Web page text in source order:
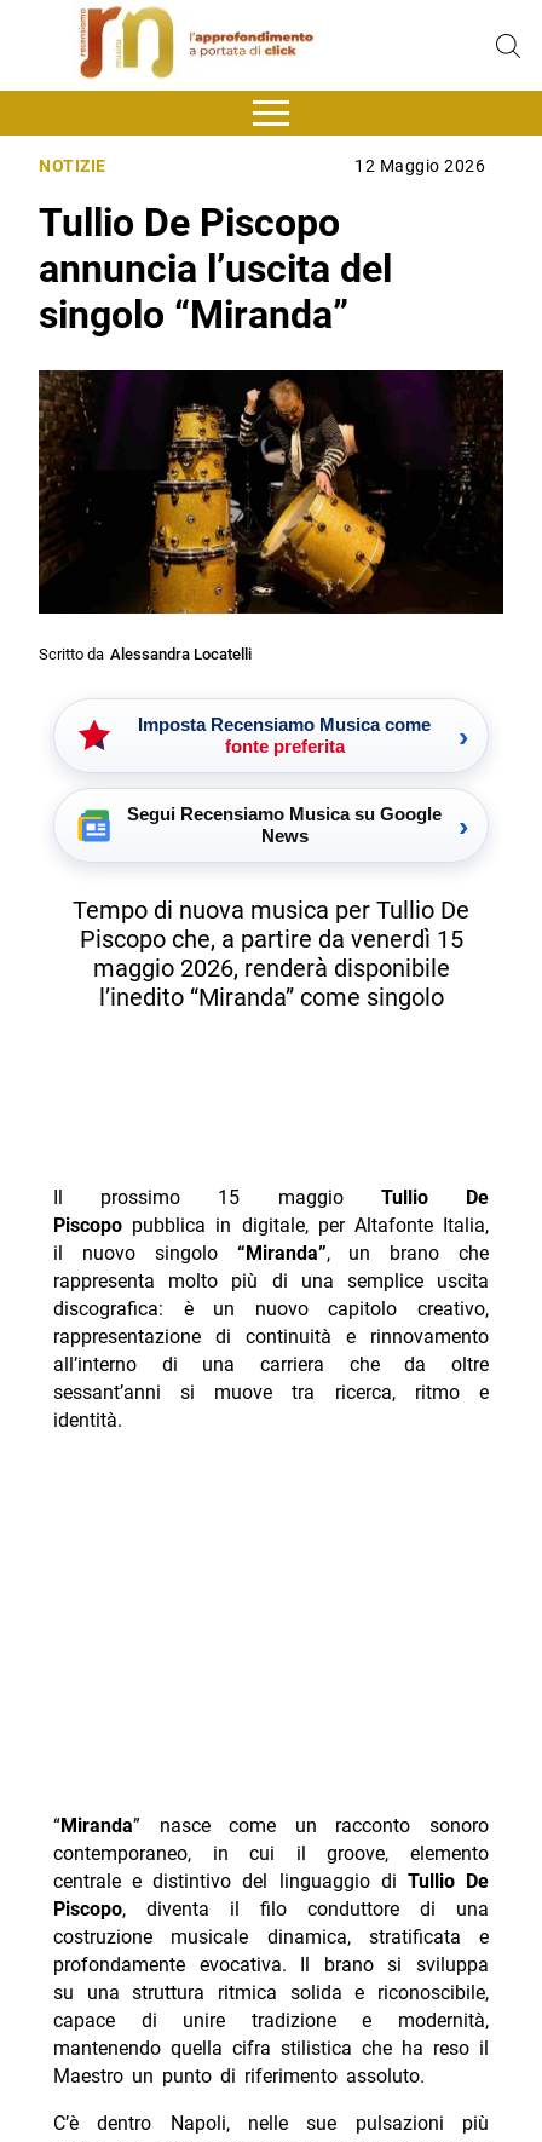
NOTIZIE 12 Maggio 2026
Tullio De Piscopo
annuncia l’uscita del
singolo “Miranda”
Scritto da Alessandra Locatelli
Imposta Recensiamo Musica come
fonte preferita
›
Segui Recensiamo Musica su Google
News
›
Tempo di nuova musica per Tullio De
Piscopo che, a partire da venerdì 15
maggio 2026, renderà disponibile
l’inedito “Miranda” come singolo
Il prossimo 15 maggio Tullio De
Piscopopubblica in digitale, per Altafonte Italia,
il nuovo singolo “Miranda”, un brano che
rappresenta molto più di una semplice uscita
discografica: è un nuovo capitolo creativo,
rappresentazione di continuità e rinnovamento
all’interno di una carriera che da oltre
sessant’anni si muove tra ricerca, ritmo e
identità.
“Miranda” nasce come un racconto sonoro
contemporaneo, in cui il groove, elemento
centrale e distintivo del linguaggio di Tullio De
Piscopo, diventa il filo conduttore di una
costruzione musicale dinamica, stratificata e
profondamente evocativa. Il brano si sviluppa
su una struttura ritmica solida e riconoscibile,
capace di unire tradizione e modernità,
mantenendo quella cifra stilistica che ha reso il
Maestro un punto di riferimento assoluto.
C’è dentro Napoli, nelle sue pulsazioni più